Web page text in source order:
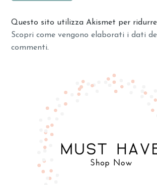
Questo sito utilizza Akismet per
Scopri come vengono elaborati i dati
commenti.